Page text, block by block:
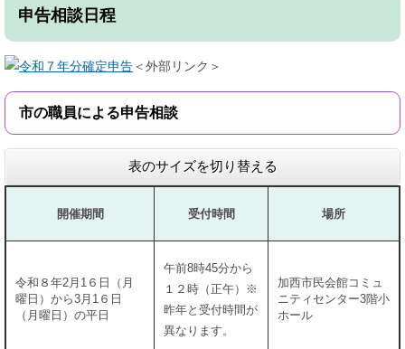
申告相談日程
＜外部リンク＞
市の職員による申告相談
表のサイズを切り替える
開催期間 受付時間 場所
令和８年2月1６日（月
曜日）から3月1６日
（月曜日）の平日
午前8時45分から
１２時（正午）※
昨年と受付時間が
異なります。
加西市民会館コミュ
ニティセンター3階小
ホール